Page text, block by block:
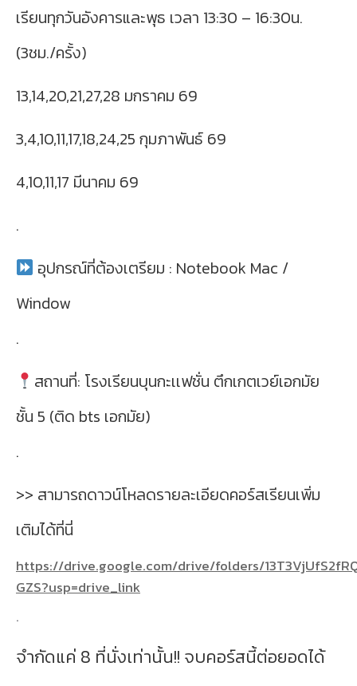
เรียนทุกวันอังคารและพุธ เวลา 13:30 – 16:30น.
(3ชม./ครั้ง)
13,14,20,21,27,28 มกราคม 69
3,4,10,11,17,18,24,25 กุมภาพันธ์ 69
4,10,11,17 มีนาคม 69
.
อุปกรณ์ที่ต้องเตรียม : Notebook Mac /
Window
.
สถานที่: โรงเรียนบุนกะเเฟชั่น ตึกเกตเวย์เอกมัย
ชั้น 5 (ติด bts เอกมัย)
.
>> สามารถดาวน์โหลดรายละเอียดคอร์สเรียนเพิ่ม
เติมได้ที่นี่
https://drive.google.com/drive/folders/
GZS?usp=drive_link
.
จำกัดแค่ 8 ที่นั่งเท่านั้น!! จบคอร์สนี้ต่อยอดได้